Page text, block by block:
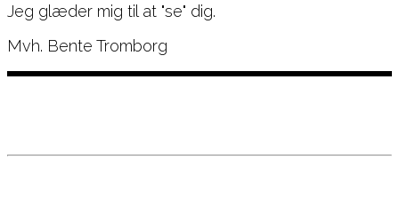
Jeg glæder mig til at "se" dig.
Mvh. Bente Tromborg